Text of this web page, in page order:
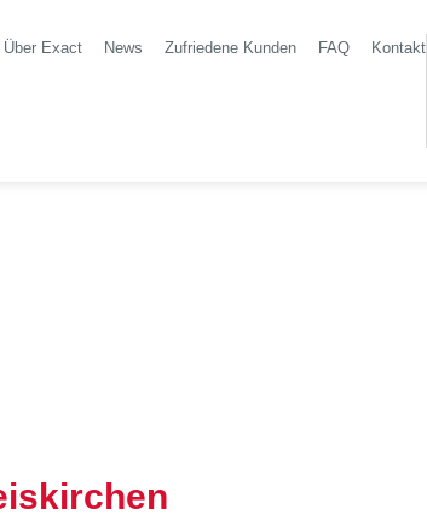
Über Exact News Zufriedene Kunden FAQ Kontakt